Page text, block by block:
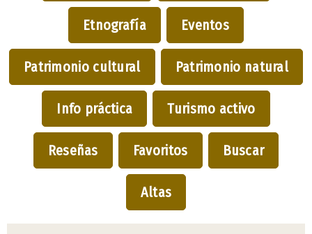
Etnografía Eventos
Patrimonio cultural Patrimonio natural
Info práctica Turismo activo
Reseñas Favoritos Buscar
Altas